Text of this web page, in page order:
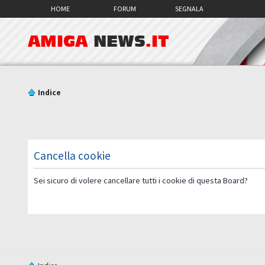
HOME FORUM SEGNALA
AMIGA NEWS.IT
Indice
Cancella cookie
Sei sicuro di volere cancellare tutti i cookie di questa Board?